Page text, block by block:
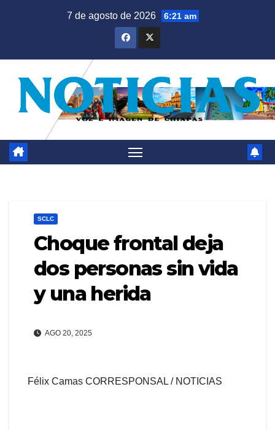
7 de agosto de 2026 6:21 am
SCLC
Choque frontal deja
dos personas sin vida
y una herida
AGO 20, 2025
Félix Camas CORRESPONSAL / NOTICIAS